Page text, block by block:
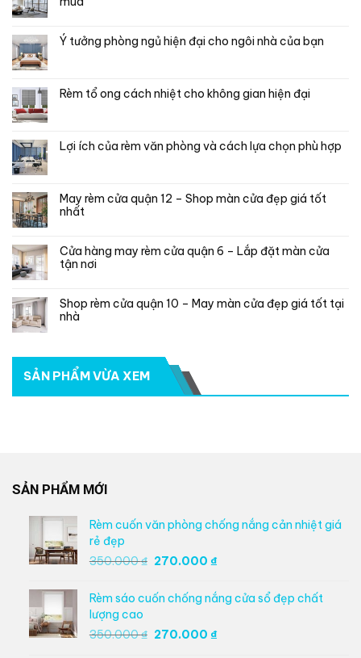
Ý tưởng phòng ngủ hiện đại cho ngôi nhà của bạn
Rèm tổ ong cách nhiệt cho không gian hiện đại
Lợi ích của rèm văn phòng và cách lựa chọn phù hợp
May rèm cửa quận 12 – Shop màn cửa đẹp giá tốt
nhất
Cửa hàng may rèm cửa quận 6 – Lắp đặt màn cửa
tận nơi
Shop rèm cửa quận 10 – May màn cửa đẹp giá tốt tại
nhà
SẢN PHẨM VỪA XEM
SẢN PHẨM MỚI
Rèm cuốn văn phòng chống nắng cản nhiệt giá
rẻ đẹp
350.000₫ Giá
là:
350.000 ₫.
270.000 ₫Giá
tại
là:
270.000 ₫.
Rèm sáo cuốn chống nắng cửa sổ đẹp chất
lượng cao
350.000₫ Giá
270.000 ₫Giá